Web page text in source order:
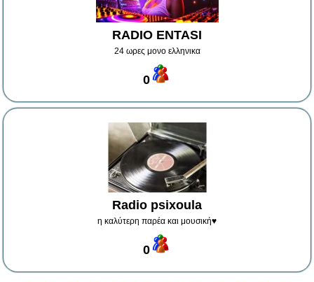
RADIO ENTASI
24 ωρες μονο ελληνικα
0
Radio psixoula
η καλύτερη παρέα και μουσική♥️
0